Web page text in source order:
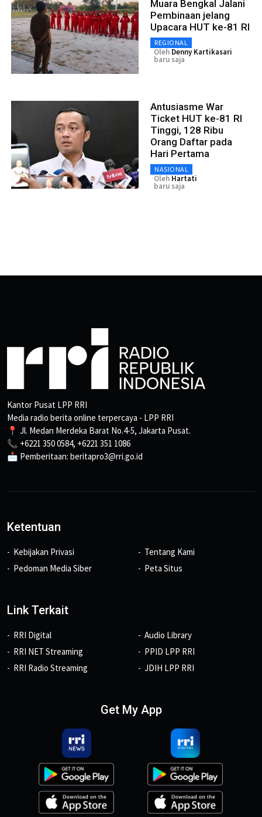
Muara Bengkal Jalani
Pembinaan jelang
Upacara HUT ke-81 RI
REGIONAL
Oleh Denny Kartikasari
baru saja
Antusiasme War
Ticket HUT ke-81 RI
Tinggi, 128 Ribu
Orang Daftar pada
Hari Pertama
NASIONAL
Oleh Hartati
baru saja
Kantor Pusat LPP RRI
Media radio berita online terpercaya - LPP RRI
📍 Jl. Medan Merdeka Barat No.4-5, Jakarta Pusat.
📞 +6221 350 0584, +6221 351 1086
📩 Pemberitaan: beritapro3@rri.go.id
Ketentuan
Kebijakan Privasi
Pedoman Media Siber
Tentang Kami
Peta Situs
Link Terkait
RRI Digital
RRI NET Streaming
RRI Radio Streaming
Audio Library
PPID LPP RRI
JDIH LPP RRI
Get My App